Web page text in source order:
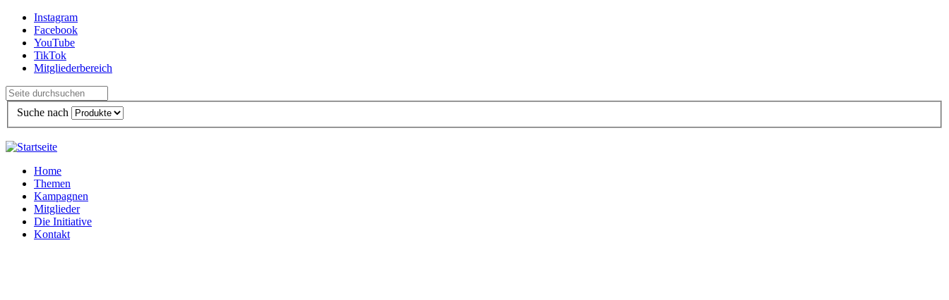
Direkt zum Inhalt
Instagram
Facebook
YouTube
TikTok
Mitgliederbereich
Suche nach
Home
Themen
Kampagnen
Mitglieder
Die Initiative
Kontakt